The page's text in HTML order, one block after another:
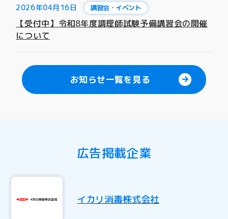
2026年04月16日 講習会・イベント
【受付中】令和8年度調理師試験予備講習会の開催
について
お知らせ一覧を見る
広告掲載企業
イカリ消毒株式会社